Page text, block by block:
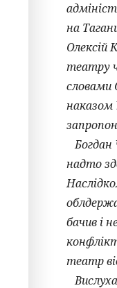
на
Олексій
театру
словами
наказом
Богдан
надто
бачив і
театр